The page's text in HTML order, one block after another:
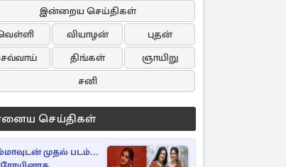
இன்றைய செய்திகள்
வியாழன்
புதன்
திங்கள்
ஞாயிறு
சனி
செய்திகள்
முதல் படம்...